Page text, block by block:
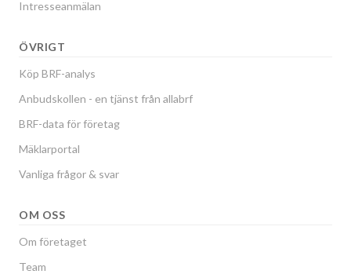
Intresseanmälan
ÖVRIGT
Köp BRF-analys
Anbudskollen - en tjänst från allabrf
BRF-data för företag
Mäklarportal
Vanliga frågor & svar
OM OSS
Om företaget
Team